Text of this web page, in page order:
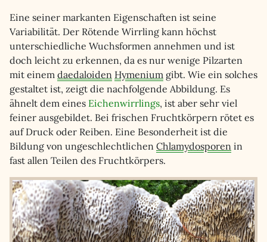
Eine seiner markanten Eigenschaften ist seine
Variabilität. Der Rötende Wirrling kann höchst
unterschiedliche Wuchsformen annehmen und ist
doch leicht zu erkennen, da es nur wenige Pilzarten
mit einem daedaloiden Hymenium gibt. Wie ein solches
gestaltet ist, zeigt die nachfolgende Abbildung. Es
ähnelt dem eines Eichenwirrlings, ist aber sehr viel
feiner ausgebildet. Bei frischen Fruchtkörpern rötet es
auf Druck oder Reiben. Eine Besonderheit ist die
Bildung von ungeschlechtlichen Chlamydosporen in
fast allen Teilen des Fruchtkörpers.